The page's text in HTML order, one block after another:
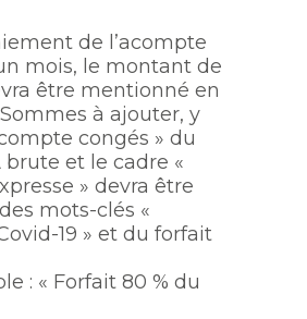
de l’acompte
mois, le montant de
être mentionné en
Sommes à ajouter, y
congés » du
brute et le cadre «
» devra être
mots-clés «
19 » et du forfait
: « Forfait 80 % du